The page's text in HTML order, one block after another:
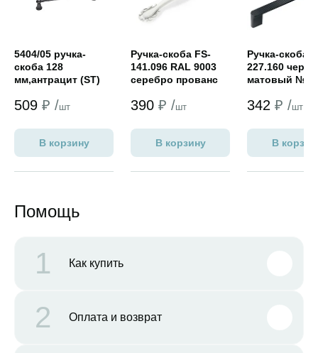
5404/05 ручка-
скоба 128
мм,антрацит (ST)
509 ₽ /шт
В корзину
Ручка-скоба FS-
141.096 RAL 9003
серебро прованс
Белый
390 ₽ /шт
В корзину
Ручка-скоба
227.160
матовый № 9
342 ₽ /шт
В
Помощь
1 Как купить
2 Оплата и возврат